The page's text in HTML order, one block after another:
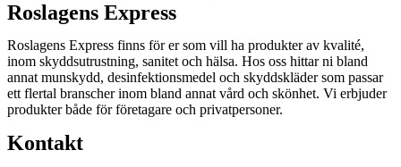
Roslagens Express
Roslagens Express finns för er som vill ha produkter av kvalité,
inom skyddsutrustning, sanitet och hälsa. Hos oss hittar ni bland
annat munskydd, desinfektionsmedel och skyddskläder som passar
ett flertal branscher inom bland annat vård och skönhet. Vi erbjuder
produkter både för företagare och privatpersoner.
Kontakt